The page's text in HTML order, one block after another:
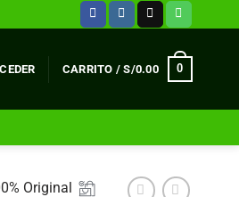
CARRITO /S/0.00 0
Original